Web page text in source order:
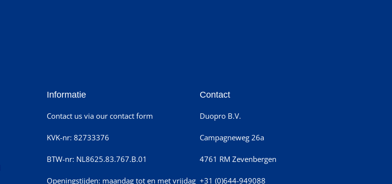
Informatie
Contact us via our contact form
KVK-nr: 82733376
BTW-nr: NL8625.83.767.B.01
Openingstijden: maandag tot en met vrijdag
Contact
Duopro B.V.
Campagneweg 26a
4761 RM Zevenbergen
+31 (0)644-949088